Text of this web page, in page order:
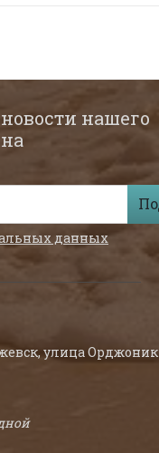
нашего
данных
улица